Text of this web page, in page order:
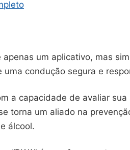
apenas um aplicativo, mas
condução segura e
a capacidade de avaliar
torna um aliado na
álcool.